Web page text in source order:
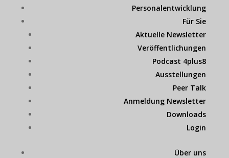
Personalentwicklung
Für Sie
Aktuelle Newsletter
Veröffentlichungen
Podcast 4plus8
Ausstellungen
Peer Talk
Anmeldung Newsletter
Downloads
Login
Über uns